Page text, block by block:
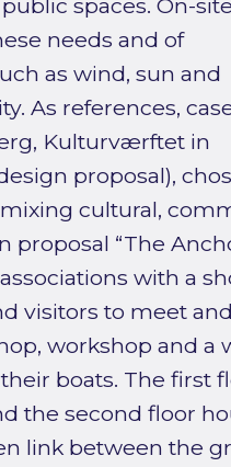
spaces. On-site
needs and of
as wind, sun and
As references,
Kulturværftet in
proposal),
cultural,
proposal “The
with a
visitors to meet
workshop and a
boats. The first
the second floor
link between the